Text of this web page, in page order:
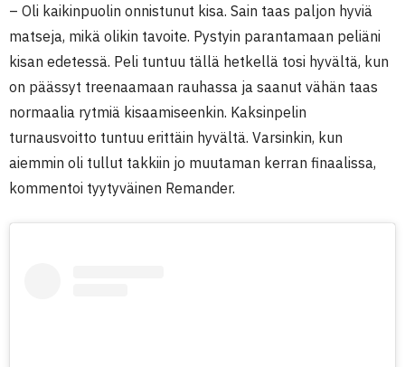
– Oli kaikinpuolin onnistunut kisa. Sain taas paljon hyviä
matseja, mikä olikin tavoite. Pystyin parantamaan peliäni
kisan edetessä. Peli tuntuu tällä hetkellä tosi hyvältä, kun
on päässyt treenaamaan rauhassa ja saanut vähän taas
normaalia rytmiä kisaamiseenkin. Kaksinpelin
turnausvoitto tuntuu erittäin hyvältä. Varsinkin, kun
aiemmin oli tullut takkiin jo muutaman kerran finaalissa,
kommentoi tyytyväinen Remander.